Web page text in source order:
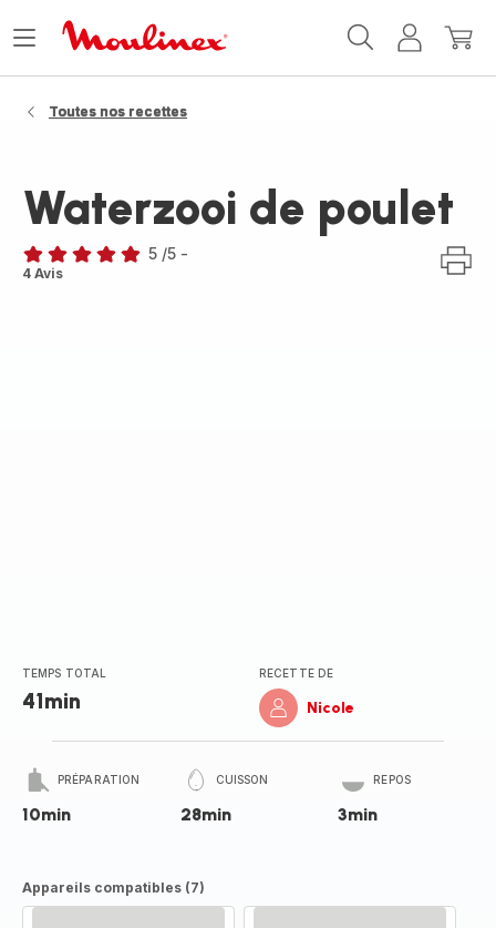
MonMon
Ouvrir
Toutes nos recettes
Waterzooi de poulet
Avis
5 /5 -
4 Avis
TEMPS TOTAL
41min
RECETTE DE
Nicole
PRÉPARATION
10min
CUISSON
28min
REPOS
3min
Appareils compatibles (7)